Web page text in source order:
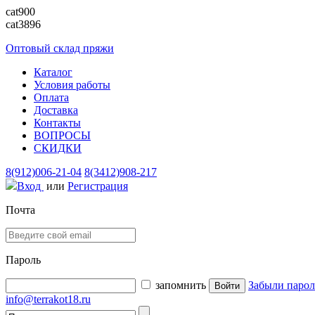
cat900
cat3896
Оптовый склад пряжи
Каталог
Условия работы
Оплата
Доставка
Контакты
ВОПРОСЫ
СКИДКИ
8(912)006-21-04 8(3412)908-217
Вход или Регистрация
Почта
Пароль
запомнить
Забыли
info@terrakot18.ru